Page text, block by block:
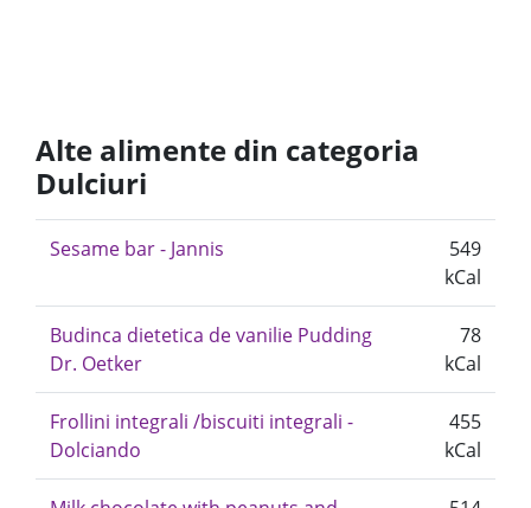
Alte alimente din categoria
Dulciuri
Sesame bar - Jannis
549
kCal
Budinca dietetica de vanilie Pudding
Dr. Oetker
78
kCal
Frollini integrali /biscuiti integrali -
Dolciando
455
kCal